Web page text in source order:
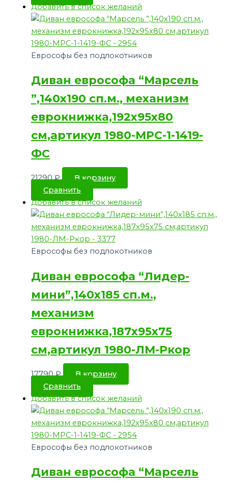
Добавить в список желаний
Еврософы без подлокотников
Диван еврософа “Марсель
”,140х190 сп.м., механизм
еврокнижка,192х95х80
см,артикул 1980-МРС-1-1419-
ФС
21290₽
В корзину
Сравнить
Добавить в список желаний
Еврософы без подлокотников
Диван еврософа “Лидер-
мини”,140х185 сп.м.,
механизм
еврокнижка,187х95х75
см,артикул 1980-ЛМ-Ркор
17790₽
В корзину
Сравнить
Добавить в список желаний
Еврософы без подлокотников
Диван еврософа “Марсель